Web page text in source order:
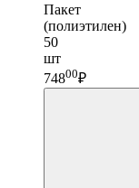
Пакет
(полиэтилен)
50
шт
74800₽